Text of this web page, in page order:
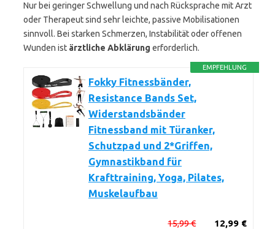
Nur bei geringer Schwellung und nach Rücksprache mit Arzt
oder Therapeut sind sehr leichte, passive Mobilisationen
sinnvoll. Bei starken Schmerzen, Instabilität oder offenen
Wunden ist ärztliche Abklärung erforderlich.
EMPFEHLUNG
Fokky Fitnessbänder,
Resistance Bands Set,
Widerstandsbänder
Fitnessband mit Türanker,
Schutzpad und 2*Griffen,
Gymnastikband für
Krafttraining, Yoga, Pilates,
Muskelaufbau
12,99 €
15,99 €